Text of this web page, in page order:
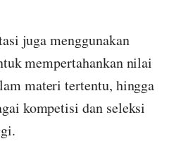
juga menggunakan
mempertahankan nilai
materi tertentu, hingga
kompetisi dan seleksi